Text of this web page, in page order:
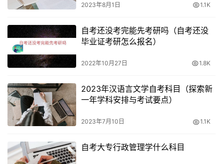
籍、网络课程和学习社区等，扩大学习渠道，提高学习效
培养自主学习能力：提高自己的自主学习能力，培养自律和
自我管理能力，合理安排学习时间，保持学习的连续性和稳
寻求支持和合作：与其他考生建立学习小组或合作伙伴关
系，相互支持和鼓励，共同解决学习中的问题和困难。
2023年8月1日 1.1K
自考还没考完能先考研吗（自考还没
毕业证考研怎么报名）
2022年10月27日 1.8K
2023年汉语言文学自考科目（探索新
一年学科安排与考试要点）
2023年7月10日 1.1K
自考大专行政管理学什么科目